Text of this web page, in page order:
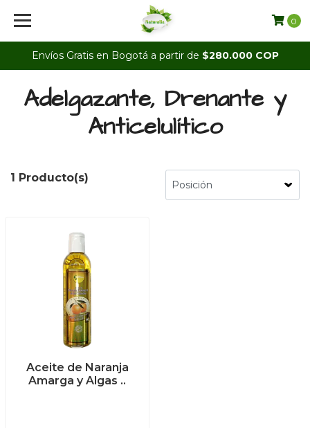
Envíos Gratis en Bogotá a partir de $280.000 COP
0
Adelgazante, Drenante y
Anticelulítico
1 Producto(s)
Aceite de Naranja
Amarga y Algas ..